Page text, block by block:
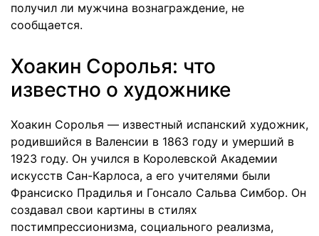
получил ли мужчина вознаграждение, не
сообщается.
Хоакин Соролья: что
известно о художнике
Хоакин Соролья — известный испанский художник,
родившийся в Валенсии в 1863 году и умерший в
1923 году. Он учился в Королевской Академии
искусств Сан-Карлоса, а его учителями были
Франсиско Прадилья и Гонсало Сальва Симбор. Он
создавал свои картины в стилях
постимпрессионизма, социального реализма,